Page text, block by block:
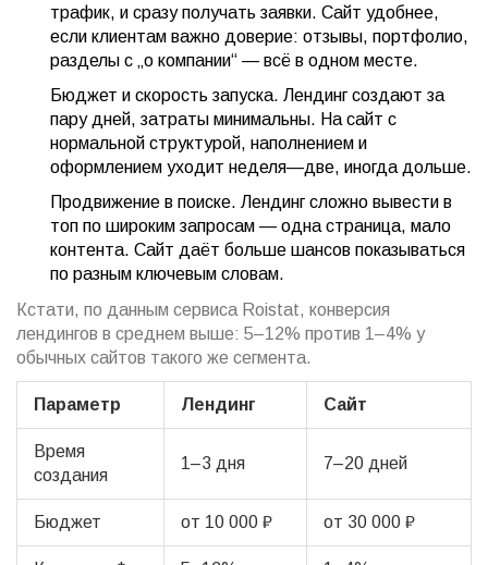
трафик, и сразу получать заявки. Сайт удобнее,
если клиентам важно доверие: отзывы, портфолио,
разделы с „о компании“ — всё в одном месте.
Бюджет и скорость запуска. Лендинг создают за
пару дней, затраты минимальны. На сайт с
нормальной структурой, наполнением и
оформлением уходит неделя—две, иногда дольше.
Продвижение в поиске. Лендинг сложно вывести в
топ по широким запросам — одна страница, мало
контента. Сайт даёт больше шансов показываться
по разным ключевым словам.
Кстати, по данным сервиса Roistat, конверсия
лендингов в среднем выше: 5–12% против 1–4% у
обычных сайтов такого же сегмента.
Параметр Лендинг Сайт
Время
создания
1–3 дня 7–20 дней
Бюджет от 10 000 ₽ от 30 000 ₽